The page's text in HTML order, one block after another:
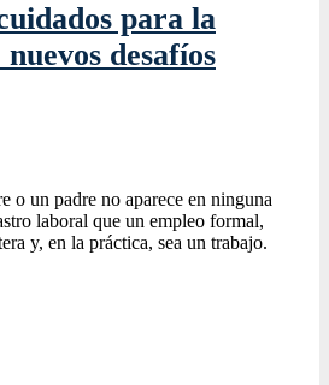
para la
desafíos
o un padre no aparece en ninguna
laboral que un empleo formal,
y, en la práctica, sea un trabajo.